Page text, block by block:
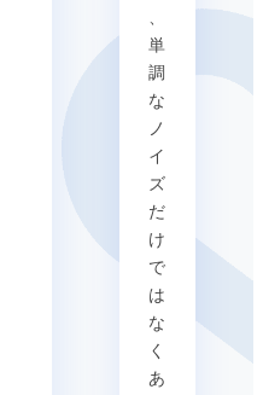
、
単
調
な
ノ
イ
ズ
だ
け
で
は
な
く
あ